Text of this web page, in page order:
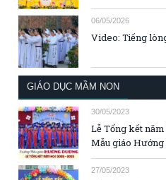
06/05/2026
Video: Tiếng
GIÁO DỤC MẦM NON
30/05/2023
Lễ Tổng kết
Mẫu giáo Hướng
27/05/2023